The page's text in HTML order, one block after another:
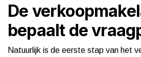
De
bepaalt de
Natuurlijk is de eerste stap van het